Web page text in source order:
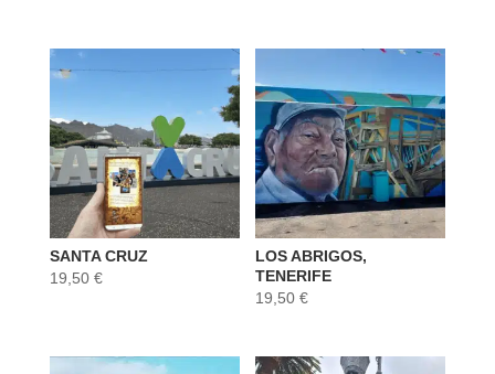
SANTA CRUZ
19,50 €
LOS ABRIGOS,
TENERIFE
19,50€